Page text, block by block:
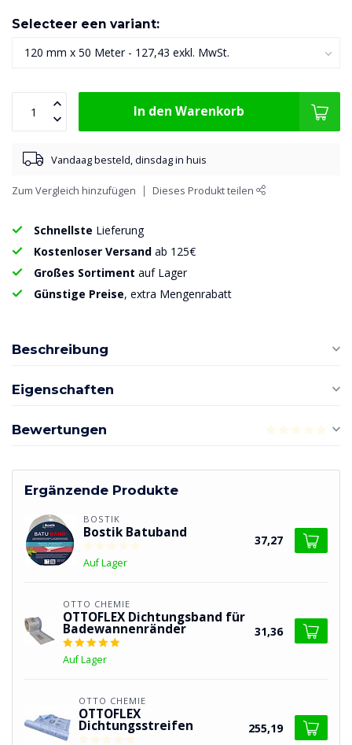
Selecteer een variant:
In den Warenkorb
Vandaag besteld, dinsdag in huis
Zum Vergleich hinzufügen Dieses Produkt teilen
Schnellste Lieferung
Kostenloser Versand ab 125€
Großes Sortiment auf Lager
Günstige Preise, extra Mengenrabatt
Beschreibung
Eigenschaften
Bewertungen
Ergänzende Produkte
BOSTIK
Bostik Batuband
Auf Lager
37,27
OTTO CHEMIE
OTTOFLEX Dichtungsband für
Badewannenränder
Auf Lager
31,36
OTTO CHEMIE
OTTOFLEX
Dichtungsstreifen 255,19